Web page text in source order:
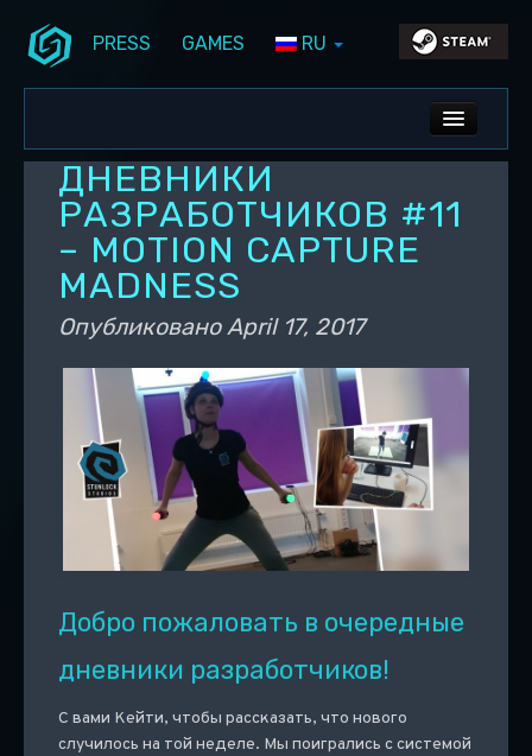
PRESS GAMES RU
ALL NEWS
DEV BLOG
PC UPDATES
PS5 UPDATES
ДНЕВНИКИ
РАЗРАБОТЧИКОВ #11
– MOTION CAPTURE
MADNESS
ОпубликованоApril 17, 2017
Добро пожаловать в очередные
дневники разработчиков!
С вами Кейти, чтобы рассказать, что нового
случилось на той неделе. Мы поигрались с системой